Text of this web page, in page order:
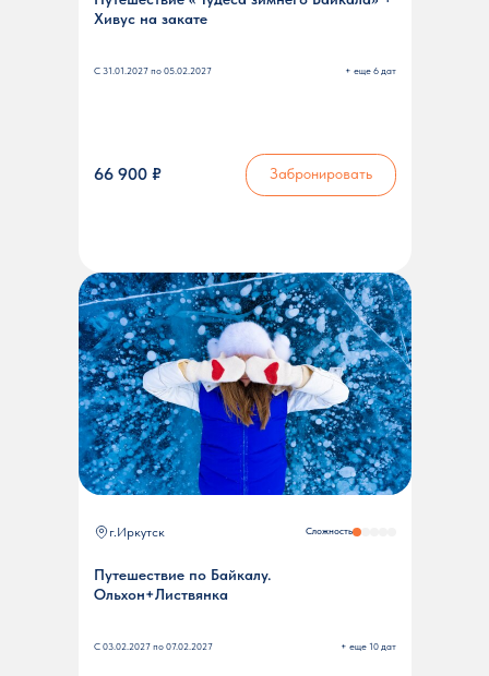
Хивус на закате
С 31.01.2027 по 05.02.2027 + еще 6 дат
66 900 ₽ Забронировать
г.Иркутск Сложность
Путешествие по Байкалу.
Ольхон+Листвянка
С 03.02.2027 по 07.02.2027 + еще 10 дат